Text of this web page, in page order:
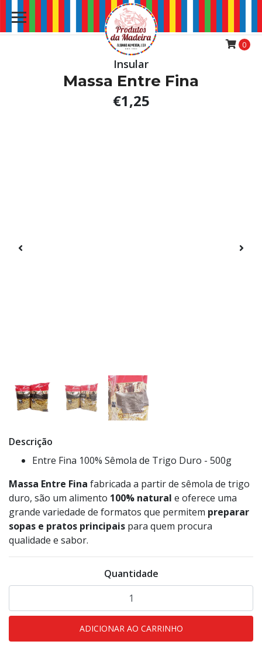
0
Insular
Massa Entre Fina
€1,25
Descrição
Entre Fina 100% Sêmola de Trigo Duro - 500g
Massa Entre Fina fabricada a partir de sêmola de trigo
duro, são um alimento 100% natural e oferece uma
grande variedade de formatos que permitem preparar
sopas e pratos principais para quem procura
qualidade e sabor.
Quantidade